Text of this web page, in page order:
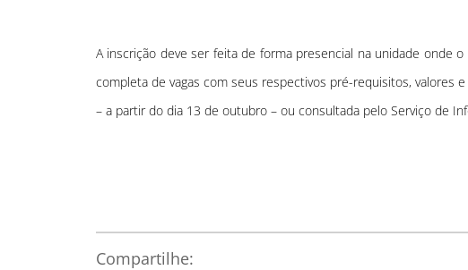
A inscrição deve ser feita de forma presencial na unidade onde
completa de vagas com seus respectivos pré-requisitos, valores
– a partir do dia 13 de outubro – ou consultada pelo Serviço de
Compartilhe: